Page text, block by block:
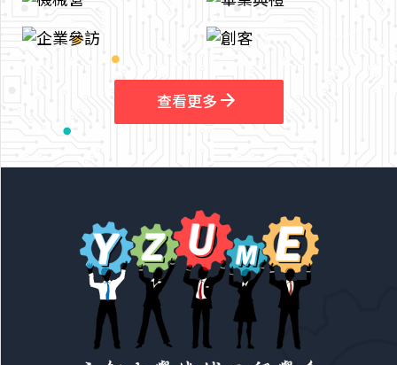
查看更多